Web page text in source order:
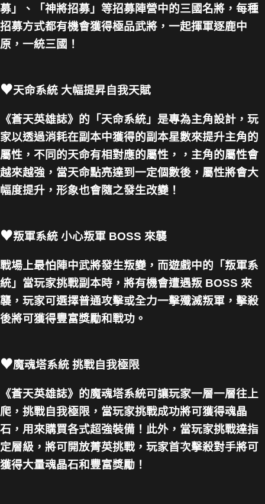
募」、「神將招募」等招募陣營中的三國名將，每種
招募方式都有機會獲得極品武將，一起揮軍逐鹿中
原，一統三國！
♥天命系統 大幅提昇自我天賦
《蒼天英雄誌》的「天命系統」是專為主角設計，玩
家以透過消耗在副本中獲得的副本星數來提升主角的
屬性，不同的天命有相對應的屬性，，主角的屬性會
越來越強，當天命點亮達到一定個數後，屬性將會大
幅度提升，形象也會隨之發生改變！
♥叛軍系統 小心叛軍 BOSS 來襲
戰場上最怕陣中武將發生叛變，而遊戲中的「叛軍系
統」當玩家挑戰副本時，將有機會遭遇叛 BOSS 來
襲，玩家可選擇普通攻擊或全力一擊殲滅叛軍，擊殺
後將可獲得豐富獎勵和戰功。
♥魔魂塔系統 挑戰自我極限
《蒼天英雄誌》的魔魂塔系統可讓玩家一層一層往上
爬，挑戰自我極限，當玩家挑戰成功將可獲得魂晶
石，用來購買各式超強裝備！此外，當玩家挑戰達指
定層級，將可開放菁英挑戰，玩家首次擊殺對手將可
獲得大量魂晶石和豐富獎勵！